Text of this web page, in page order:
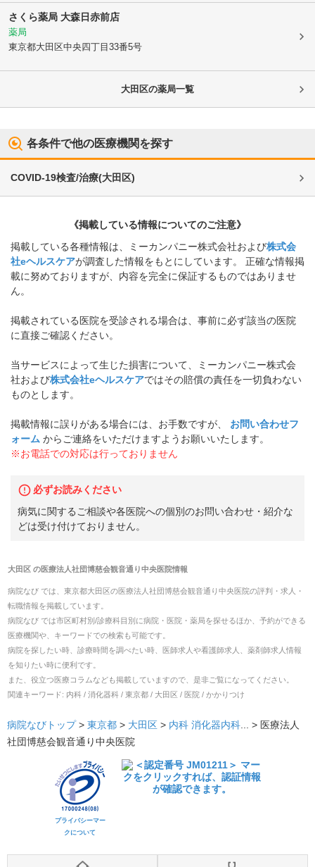
さくら薬局 大森日赤前店
薬局
東京都大田区中央四丁目33番5号
大田区の薬局一覧
各条件で他の医療機関を探す
COVID-19検査/治療(大田区)
《掲載している情報についてのご注意》
掲載している各種情報は、ミーカンパニー株式会社および株式会
社eヘルスケアが調査した情報をもとにしています。 正確な情報掲
載に努めておりますが、内容を完全に保証するものではありませ
ん。
掲載されている医院を受診される場合は、事前に必ず該当の医院
に直接ご確認ください。
当サービスによって生じた損害について、ミーカンパニー株式会
社および株式会社eヘルスケアではその賠償の責任を一切負わない
ものとします。
掲載情報に誤りがある場合には、お手数ですが、
お問い合わせフ
ォーム からご連絡をいただけますようお願いいたします。
※お電話での対応は行っておりません
必ずお読みください
病気に関するご相談や各医院への個別のお問い合わせ・紹介な
どは受け付けておりません。
大田区の医療法人社団博慈会観音通り中央医院情報
病院なび では、 東京都大田区の医療法人社団博慈会観音通り中央医院の評判・求人・
転職情報を掲載しています。
病院なび では市区町村別/診療科目別に病院・医院・薬局を探せるほか、予約ができる
医療機関や、キーワードでの検索も可能です。
病院を探したい時、診療時間を調べたい時、医師求人や看護師求人、薬剤師求人情報
を知りたい時に便利です。
また、役立つ医療コラムなども掲載していますので、是非ご覧になってください。
関連キーワード: 内科 / 消化器科 / 東京都 / 大田区 / 医院 / かかりつけ
病院なびトップ > 東京都 > 大田区 > 内科 消化器内科... > 医療法人
社団博慈会観音通り中央医院
プライバシーマー
クについて